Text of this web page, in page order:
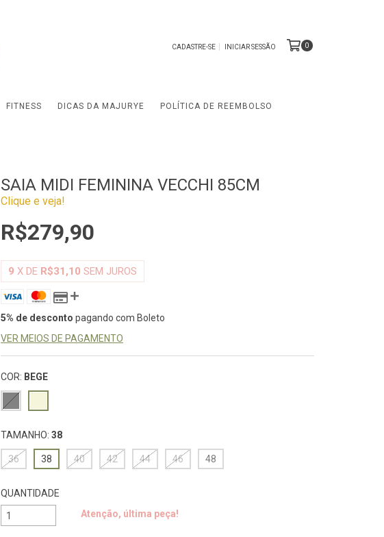
CADASTRE-SE INICIAR SESSÃO 0
FITNESS DICAS DA MAJURYE POLÍTICA DE REEMBOLSO
SAIA MIDI FEMININA VECCHI 85CM
Clique e veja!
R$279,90
9 X DE R$31,10 SEM JUROS
5% de desconto pagando com Boleto
VER MEIOS DE PAGAMENTO
COR: BEGE
TAMANHO: 38
36 38 40 42 44 46 48
QUANTIDADE
Atenção, última peça!